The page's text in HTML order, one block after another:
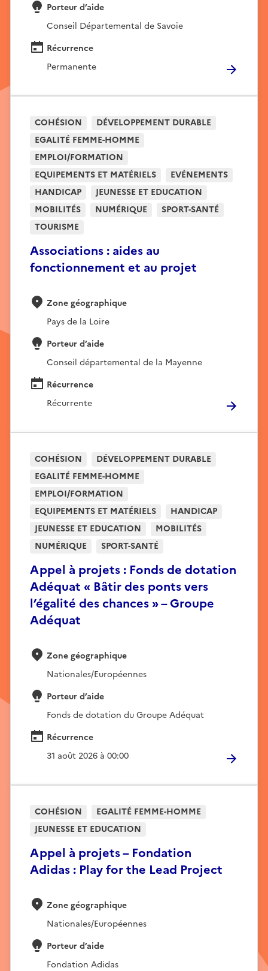
Porteur d’aide
Conseil Départemental de Savoie
Récurrence
Permanente
Associations : aides au
fonctionnement et au projet
COHÉSION
DÉVELOPPEMENT DURABLE
EGALITÉ FEMME-HOMME
EMPLOI/FORMATION
EQUIPEMENTS ET MATÉRIELS
EVÉNEMENTS
HANDICAP
JEUNESSE ET EDUCATION
MOBILITÉS
NUMÉRIQUE
SPORT-SANTÉ
TOURISME
Zone géographique
Pays de la Loire
Porteur d’aide
Conseil départemental de la Mayenne
Récurrence
Récurrente
Appel à projets : Fonds de dotation
Adéquat « Bâtir des ponts vers
l’égalité des chances » – Groupe
Adéquat
COHÉSION
DÉVELOPPEMENT DURABLE
EGALITÉ FEMME-HOMME
EMPLOI/FORMATION
EQUIPEMENTS ET MATÉRIELS
HANDICAP
JEUNESSE ET EDUCATION
MOBILITÉS
NUMÉRIQUE
SPORT-SANTÉ
Zone géographique
Nationales/Européennes
Porteur d’aide
Fonds de dotation du Groupe Adéquat
Récurrence
31 août 2026 à 00:00
Appel à projets – Fondation
Adidas : Play for the Lead Project
COHÉSION
EGALITÉ FEMME-HOMME
JEUNESSE ET EDUCATION
Zone géographique
Nationales/Européennes
Porteur d’aide
Fondation Adidas